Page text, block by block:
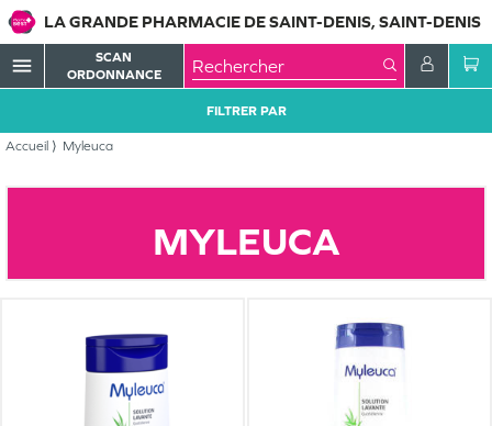
LA GRANDE PHARMACIE DE SAINT-DENIS, SAINT-DENIS
menu
SCAN
ORDONNANCE
Accueil Myleuca
FILTRER PAR
MYLEUCA